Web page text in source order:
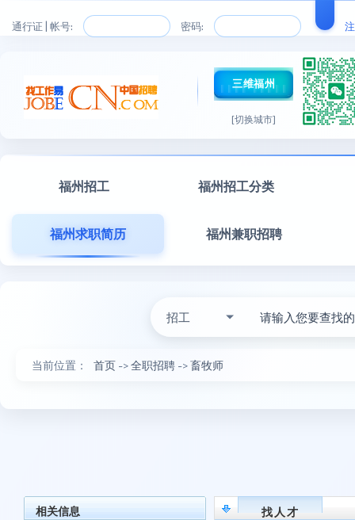
通行证 | 帐号: 密码:
三维福州
[切换城市]
福州招工 福州招工分类
福州求职简历 福州兼职招聘
招工
当前位置： 首页 ->全职招聘 ->畜牧师
相关信息 找人才